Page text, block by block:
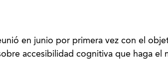
en junio por primera vez con el
accesibilidad cognitiva que haga el